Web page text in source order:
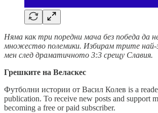
Няма как три поредни мача без победа да
множество полемики. Избирам трите най-
мен след драматичното 3:3 срещу Славия.
Грешките на Веласкес
Футболни истории от Васил Колев is a
publication. To receive new posts and support
becoming a free or paid subscriber.